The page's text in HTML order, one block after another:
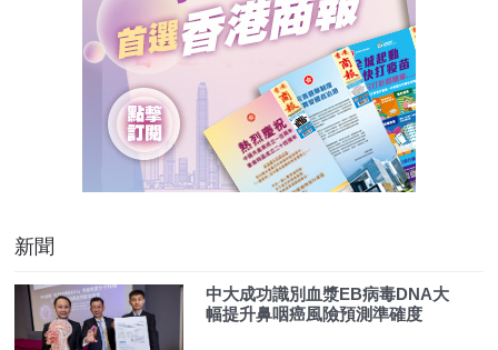
新聞
中大成功識別血漿EB病毒DNA大
幅提升鼻咽癌風險預測準確度